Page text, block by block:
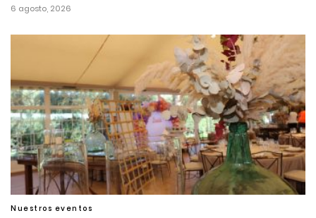
6 agosto, 2026
Nuestros eventos